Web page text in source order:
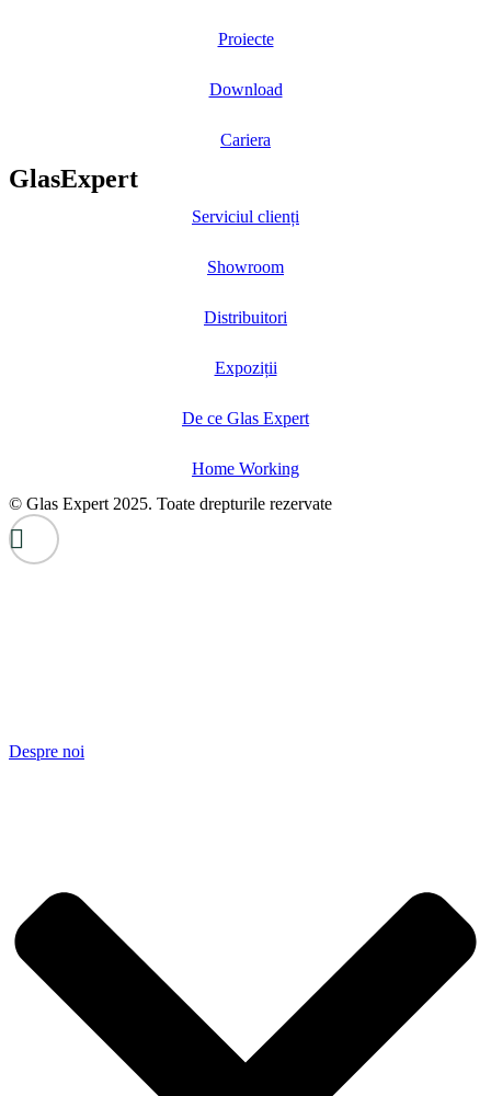
Proiecte
Download
Cariera
GlasExpert
Serviciul clienți
Showroom
Distribuitori
Expoziții
De ce Glas Expert
Home Working
© Glas Expert 2025. Toate drepturile rezervate
Despre noi